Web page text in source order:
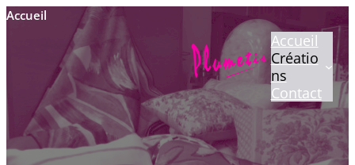
Aller
Accueil
Accueil
Créatio
ns
Contact